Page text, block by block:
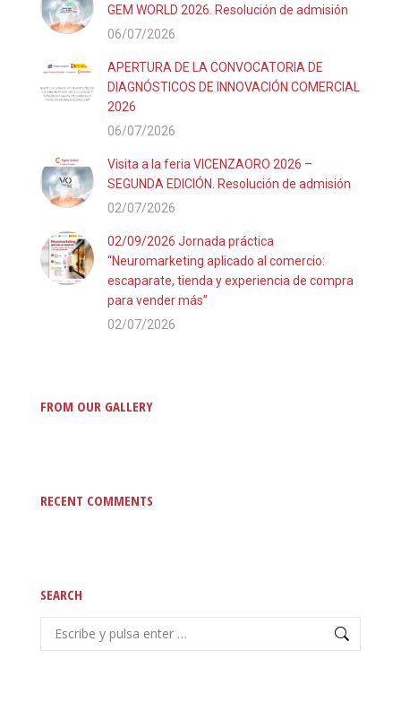
GEM WORLD 2026. Resolución de admisión
06/07/2026
APERTURA DE LA CONVOCATORIA DE
DIAGNÓSTICOS DE INNOVACIÓN COMERCIAL
2026
06/07/2026
Visita a la feria VICENZAORO 2026 –
SEGUNDA EDICIÓN. Resolución de admisión
02/07/2026
02/09/2026 Jornada práctica
“Neuromarketing aplicado al comercio:
escaparate, tienda y experiencia de compra
para vender más”
02/07/2026
FROM OUR GALLERY
RECENT COMMENTS
SEARCH